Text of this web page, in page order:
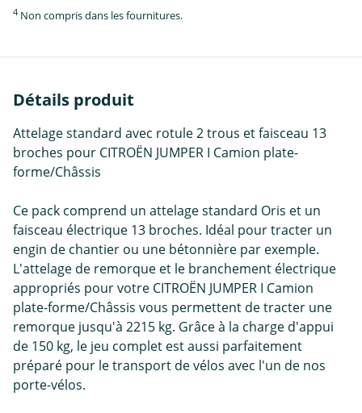
4 Non compris dans les fournitures.
Détails produit
Attelage standard avec rotule 2 trous et faisceau 13
broches pour CITROËN JUMPER I Camion plate-
forme/Châssis
Ce pack comprend un attelage standard Oris et un
faisceau électrique 13 broches. Idéal pour tracter un
engin de chantier ou une bétonnière par exemple.
L'attelage de remorque et le branchement électrique
appropriés pour votre CITROËN JUMPER I Camion
plate-forme/Châssis vous permettent de tracter une
remorque jusqu'à 2215 kg. Grâce à la charge d'appui
de 150 kg, le jeu complet est aussi parfaitement
préparé pour le transport de vélos avec l'un de nos
porte-vélos.